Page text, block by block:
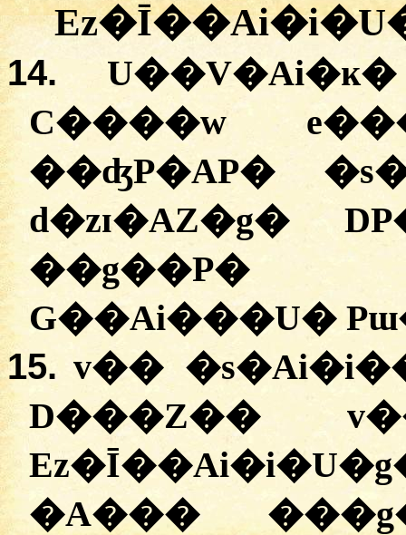
14.
C����w
��ʤP�AP�
d�zɪ�AZ�g�
��g��P�
G��Ai���U�
15. v��
D���Z��
�A���